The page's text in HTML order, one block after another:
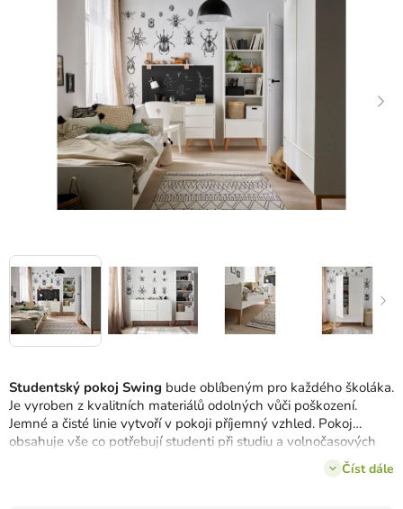
Studentský pokoj Swing bude oblíbeným pro každého školáka.
Je vyroben z kvalitních materiálů odolných vůči poškození.
Jemné a čisté linie vytvoří v pokoji příjemný vzhled. Pokoj
obsahuje vše co potřebují studenti při studiu a volnočasových
Materiály jsou pro děti zdravotně nezávadné aČíst dále
hvězdiček.